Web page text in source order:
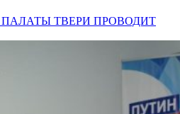
ТВЕРИ ПРОВОДИТ